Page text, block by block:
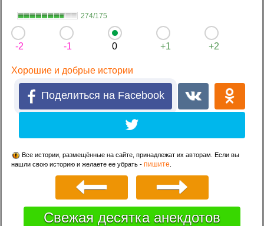
274/175
-2 -1 0 +1 +2
Хорошие и добрые истории
Поделиться на Facebook
Все истории, размещённые на сайте, принадлежат их авторам. Если вы
нашли свою историю и желаете ее убрать -пишите
Свежая десятка анекдотов